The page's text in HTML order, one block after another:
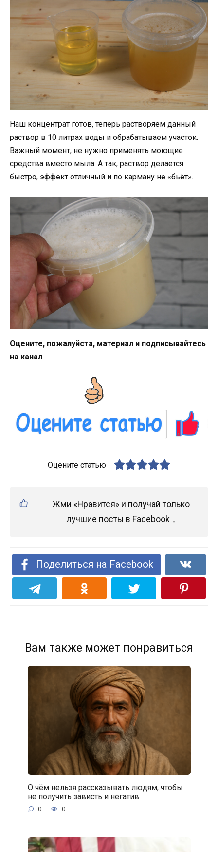
Наш концентрат готов, теперь растворяем данный
раствор в 10 литрах воды и обрабатываем участок.
Важный момент, не нужно применять моющие
средства вместо мыла. А так, раствор делается
быстро, эффект отличный и по карману не «бьёт».
Оцените, пожалуйста, материал и подписывайтесь
на канал.
Оцените статью
Жми «Нравится» и получай только
лучшие посты в Facebook ↓
Поделиться на Facebook
Вам также может понравиться
О чём нельзя рассказывать людям, чтобы
не получить зависть и негатив
0 0